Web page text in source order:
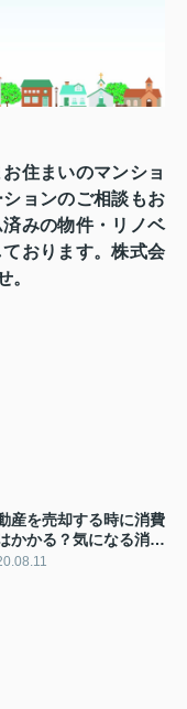
住まいのマンショ
ョンのご相談もお
みの物件・リノベ
おります。株式会
。
産を売却する時に消費
かかる？気になる消費
疑問について